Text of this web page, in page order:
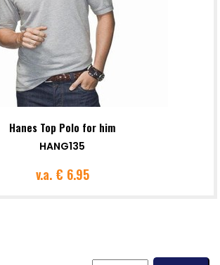
Hanes Top Polo for him
HANG135
v.a.€ 6.95